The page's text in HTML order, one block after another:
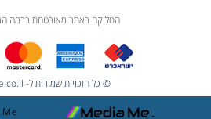
הסליקה באתר מאובטחת ברמה
© כל הזכויות שמורות ל- Hackstore.co.il